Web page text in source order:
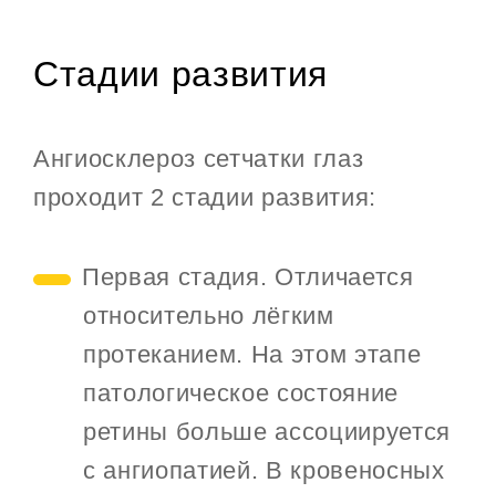
Стадии развития
Ангиосклероз сетчатки глаз
проходит 2 стадии развития:
Первая стадия. Отличается
относительно лёгким
протеканием. На этом этапе
патологическое состояние
ретины больше ассоциируется
с ангиопатией. В кровеносных